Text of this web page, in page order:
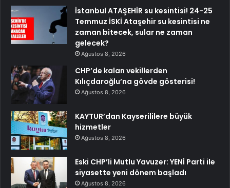
İstanbul ATAŞEHİR su kesintisi! 24-25
Temmuz İSKİ Ataşehir su kesintisi ne
zaman bitecek, sular ne zaman
gelecek?
Ağustos 8, 2026
CHP’de kalan vekillerden
Kılıçdaroğlu’na gövde gösterisi!
Ağustos 8, 2026
KAYTUR’dan Kayserililere büyük
hizmetler
Ağustos 8, 2026
Eski CHP’li Mutlu Yavuzer: YENİ Parti ile
siyasette yeni dönem başladı
Ağustos 8, 2026